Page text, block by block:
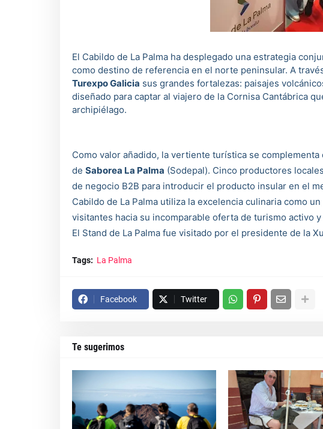
El Cabildo de La Palma ha desplegado una estrategia
como destino de referencia en el norte peninsular. A
Turexpo Galicia sus grandes fortalezas: paisajes
diseñado para captar al viajero de la Cornisa Cantábrica
archipiélago.
Como valor añadido, la vertiente turística se
de Saborea La Palma (Sodepal). Cinco productores
de negocio B2B para introducir el producto insular en el
Cabildo de La Palma utiliza la excelencia culinaria como
visitantes hacia su incomparable oferta de turismo activo
El Stand de La Palma fue visitado por el presidente de la
Tags: La Palma
Facebook Twitter
Te sugerimos